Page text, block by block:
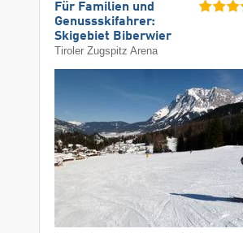
Für Familien und
Genussskifahrer:
Skigebiet Biberwier
Tiroler Zugspitz Arena